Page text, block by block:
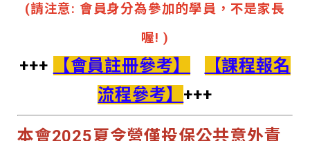
(請注意: 會員身分為參加的學員，不是家長
喔! )
+++ 【會員註冊參考】
【課程報名
流程參考】 +++
本會2025夏令營僅投保公共意外責